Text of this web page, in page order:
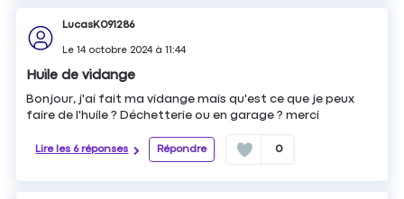
LucasK091286
Le14 octobre 2024à11:44
Huile de vidange
Bonjour, j'ai fait ma vidange mais qu'est ce que je peux
faire de l'huile ? Déchetterie ou en garage ? merci
Lire les 6 réponses Répondre 0